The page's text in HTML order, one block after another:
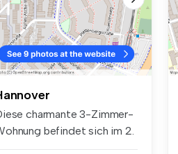
charmante 3-Zimmer-
befindet sich im 2.